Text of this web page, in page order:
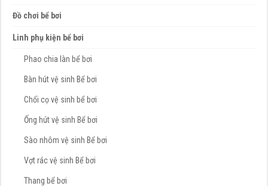
Đồ chơi bể bơi
Linh phụ kiện bể bơi
Phao chia làn bể bơi
Bàn hút vệ sinh Bể bơi
Chổi cọ vệ sinh bể bơi
Ống hút vệ sinh Bể bơi
Sào nhôm vệ sinh Bể bơi
Vợt rác vệ sinh Bể bơi
Thang bể bơi